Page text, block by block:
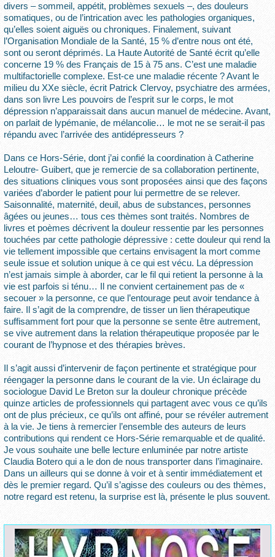
divers – sommeil, appétit, problèmes sexuels –, des douleurs
somatiques, ou de l’intrication avec les pathologies organiques,
qu’elles soient aiguës ou chroniques. Finalement, suivant
l’Organisation Mondiale de la Santé, 15 % d’entre nous ont été,
sont ou seront déprimés. La Haute Autorité de Santé écrit qu’elle
concerne 19 % des Français de 15 à 75 ans. C’est une maladie
multifactorielle complexe. Est-ce une maladie récente ? Avant le
milieu du XXe siècle, écrit Patrick Clervoy, psychiatre des armées,
dans son livre Les pouvoirs de l’esprit sur le corps, le mot
dépression n’apparaissait dans aucun manuel de médecine. Avant,
on parlait de lypémanie, de mélancolie… le mot ne se serait-il pas
répandu avec l’arrivée des antidépresseurs ?
Dans ce Hors-Série, dont j’ai confié la coordination à Catherine
Leloutre- Guibert, que je remercie de sa collaboration pertinente,
des situations cliniques vous sont proposées ainsi que des façons
variées d’aborder le patient pour lui permettre de se relever.
Saisonnalité, maternité, deuil, abus de substances, personnes
âgées ou jeunes… tous ces thèmes sont traités. Nombres de
livres et poèmes décrivent la douleur ressentie par les personnes
touchées par cette pathologie dépressive : cette douleur qui rend la
vie tellement impossible que certains envisagent la mort comme
seule issue et solution unique à ce qui est vécu. La dépression
n’est jamais simple à aborder, car le fil qui retient la personne à la
vie est parfois si ténu… Il ne convient certainement pas de «
secouer » la personne, ce que l’entourage peut avoir tendance à
faire. Il s’agit de la comprendre, de tisser un lien thérapeutique
suffisamment fort pour que la personne se sente être autrement,
se vive autrement dans la relation thérapeutique proposée par le
courant de l’hypnose et des thérapies brèves.
Il s’agit aussi d’intervenir de façon pertinente et stratégique pour
réengager la personne dans le courant de la vie. Un éclairage du
sociologue David Le Breton sur la douleur chronique précède
quinze articles de professionnels qui partagent avec vous ce qu’ils
ont de plus précieux, ce qu’ils ont affiné, pour se révéler autrement
à la vie. Je tiens à remercier l’ensemble des auteurs de leurs
contributions qui rendent ce Hors-Série remarquable et de qualité.
Je vous souhaite une belle lecture enluminée par notre artiste
Claudia Botero qui a le don de nous transporter dans l’imaginaire.
Dans un ailleurs qui se donne à voir et à sentir immédiatement et
dès le premier regard. Qu’il s’agisse des couleurs ou des thèmes,
notre regard est retenu, la surprise est là, présente le plus souvent.